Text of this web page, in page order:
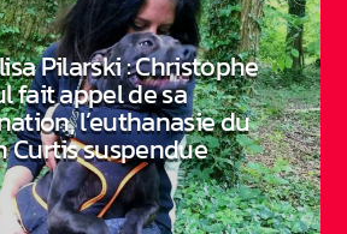
Pilarski : Christophe
fait appel de sa
l’euthanasie du
Curtis suspendue